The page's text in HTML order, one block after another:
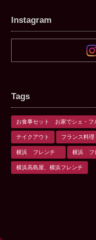
Instagram
Tags
お食事セット お家でシェ・フ
テイクアウト フランス料理
横浜 フレンチ 横浜 フ
横浜高島屋、横浜フレンチ